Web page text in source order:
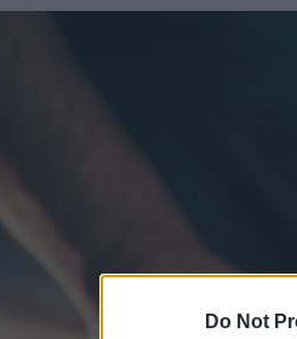
Do Not